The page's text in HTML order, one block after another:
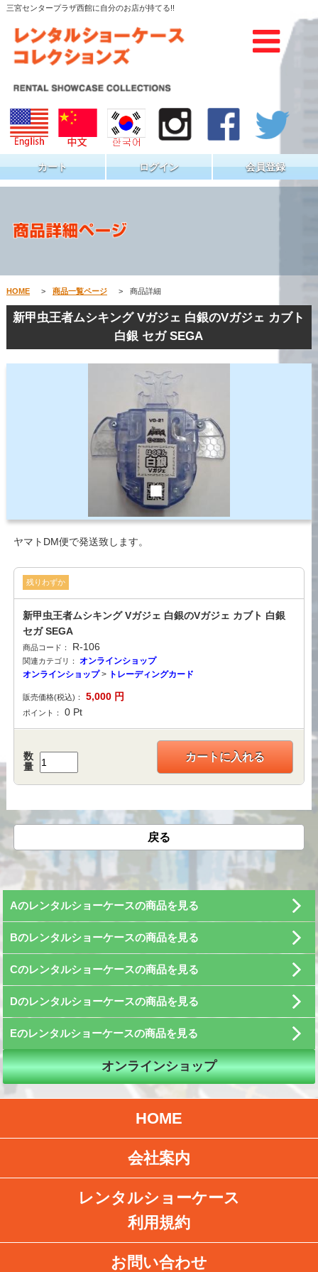
三宮センタープラザ西館に自分のお店が持てる!!
カート ログイン 会員登録
HOME > 商品一覧ページ > 商品詳細
新甲虫王者ムシキング Vガジェ 白銀のVガジェ カブト
白銀 セガ SEGA
ヤマトDM便で発送致します。
残りわずか
新甲虫王者ムシキング Vガジェ 白銀のVガジェ カブト 白銀
セガ SEGA
商品コード： R-106
関連カテゴリ：
オンラインショップ
オンラインショップ> トレーディングカード
販売価格(税込)： 5,000 円
ポイント： 0 Pt
数
量
カートに入れる
戻る
Aのレンタルショーケースの商品を見る
Bのレンタルショーケースの商品を見る
Cのレンタルショーケースの商品を見る
Dのレンタルショーケースの商品を見る
Eのレンタルショーケースの商品を見る
オンラインショップ
HOME
会社案内
レンタルショーケース
利用規約
お問い合わせ